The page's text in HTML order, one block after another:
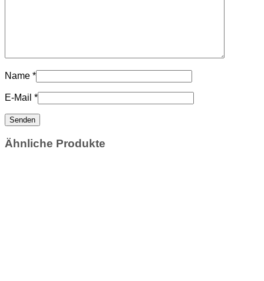
Name *
E-Mail *
Ähnliche Produkte